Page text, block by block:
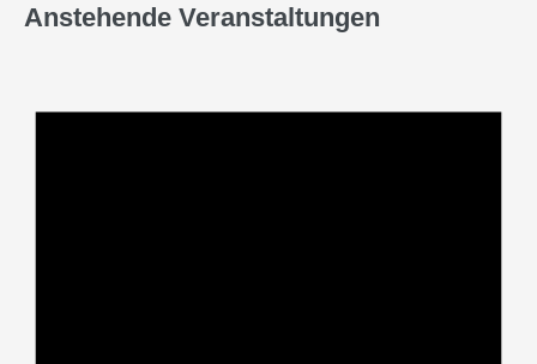
Anstehende Veranstaltungen